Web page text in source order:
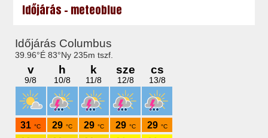
Időjárás - meteoblue